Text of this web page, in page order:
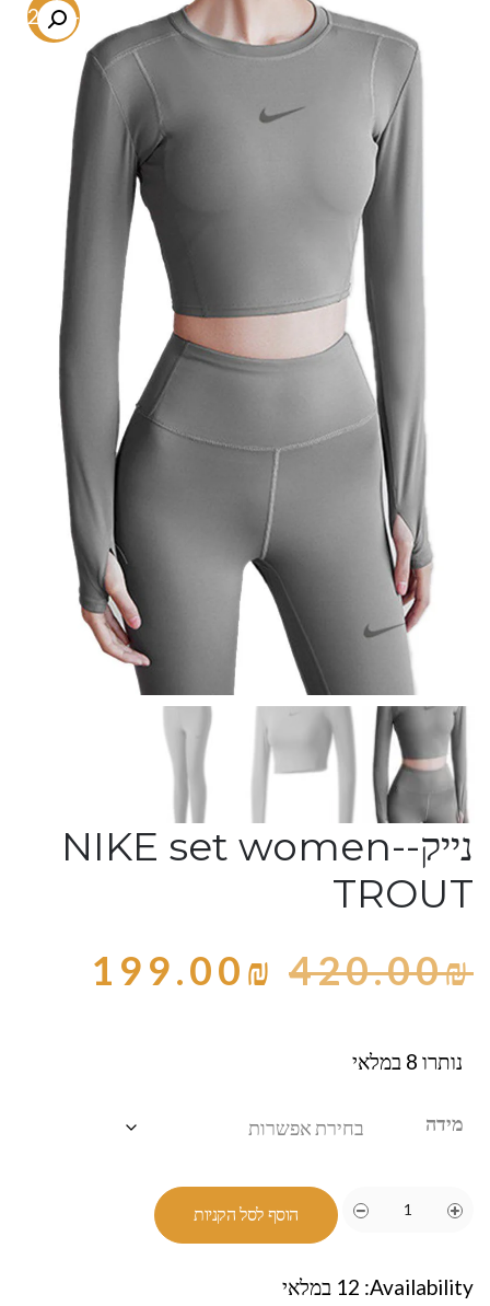
-52.6%
נייק-NIKE set women-
TROUT
420.00₪
199.00₪
נותרו 8 במלאי
מידה
הוסף לסל הקניות
Availability: 12 במלאי